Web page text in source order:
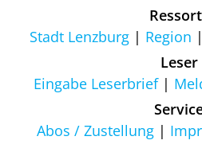
Stadt Lenzburg
Region
Leser
Eingabe Leserbrief
Abos / Zustellung